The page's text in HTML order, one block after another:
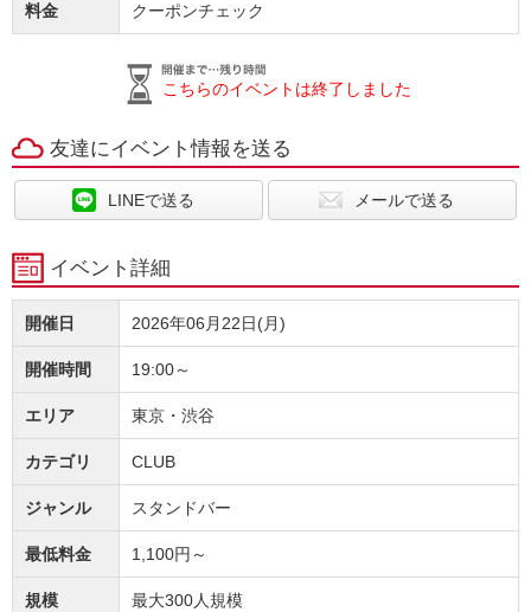
料金 クーポンチェック
こちらのイベントは終了しました
友達にイベント情報を送る
LINEで送る メールで送る
イベント詳細
開催日 2026年06月22日(月)
開催時間 19:00～
エリア 東京・渋谷
カテゴリ CLUB
ジャンル スタンドバー
最低料金 1,100円～
規模 最大300人規模